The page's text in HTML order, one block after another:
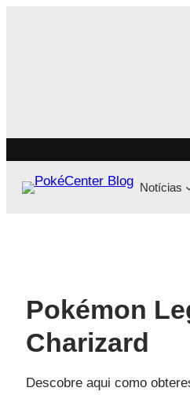
Notícias
Pokémon
Charizard
Descobre aqui como